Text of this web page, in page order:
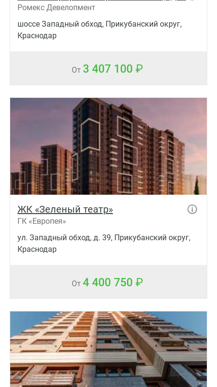
Ромекс Девелопмент
шоссе Западный обход, Прикубанский округ,
Краснодар
От 3 407 100
ЖК «Зеленый театр»
ГК «Европея»
ул. Западный обход, д. 39, Прикубанский округ,
Краснодар
От 4 400 750